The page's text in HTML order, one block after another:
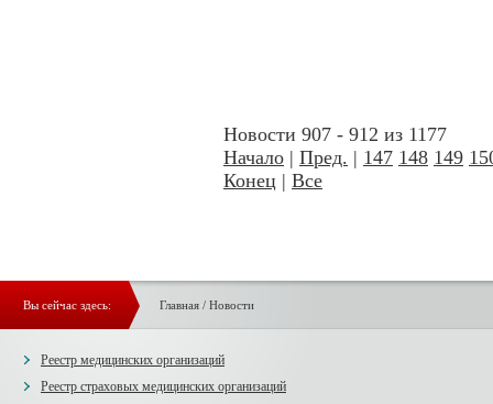
Новости 907 - 912 из 1177
Начало | Пред. | 147 148 149
Конец | Все
Вы сейчас здесь: Главная/ Новости
Реестр медицинских организаций
Реестр страховых медицинских организаций